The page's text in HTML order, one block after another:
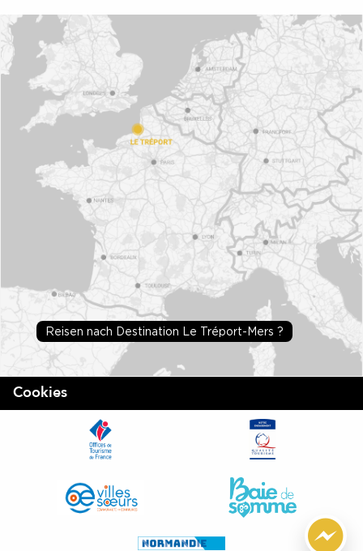
Reisen nach Destination Le Tréport-Mers ?
Cookies